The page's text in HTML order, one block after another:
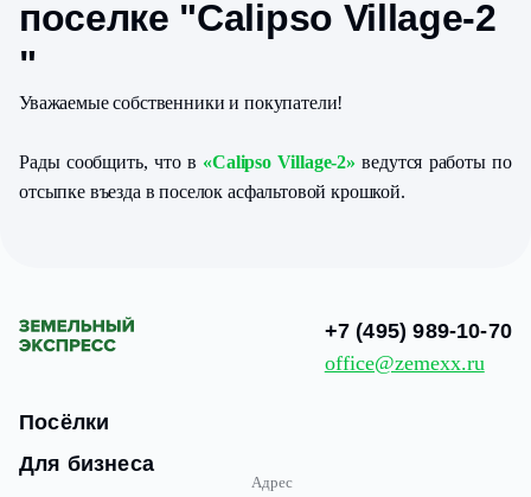
поселке "Calipso Village-2
"
Уважаемые собственники и покупатели!
Рады сообщить, что в «Calipso Village-2» ведутся работы по
отсыпке въезда в поселок асфальтовой крошкой.
Посёлки
Для бизнеса
Адрес
+7 (495) 989-10-70
office@zemexx.ru